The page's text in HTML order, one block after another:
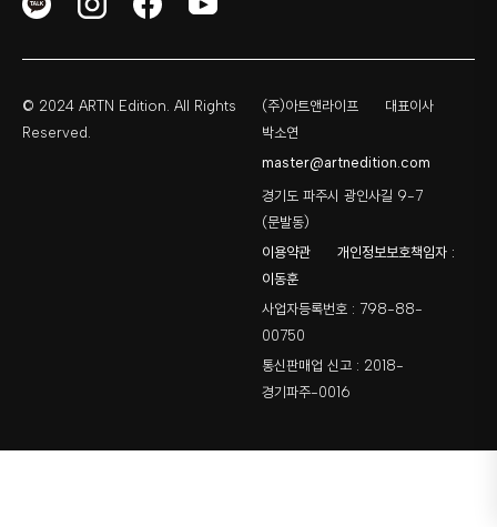
© 2024 ARTN Edition. All Rights
Reserved.
(주)아트앤라이프
대표이사
박소연
master@artnedition.com
경기도 파주시 광인사길 9-7
(문발동)
이용약관
개인정보보호책임자 :
이동훈
사업자등록번호 : 798-88-
00750
통신판매업 신고 : 2018-
경기파주-0016